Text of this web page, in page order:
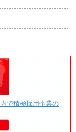
で積極採用企業の